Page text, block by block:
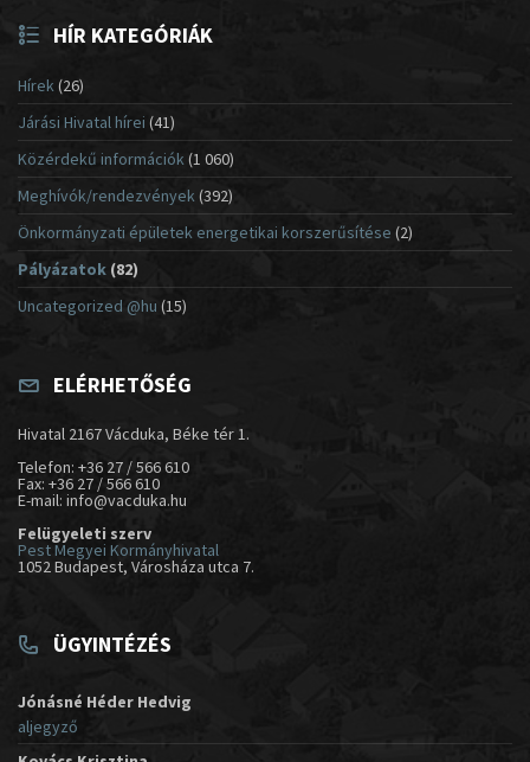
HÍR KATEGÓRIÁK
Hírek(26)
Járási Hivatal hírei (41)
Közérdekű információk(1 060)
Meghívók/rendezvények (392)
Önkormányzati épületek energetikai korszerűsítése (2)
Pályázatok (82)
Uncategorized @hu (15)
ELÉRHETŐSÉG
Hivatal 2167 Vácduka, Béke tér 1.
Telefon: +36 27 / 566 610
Fax: +36 27 / 566 610
E-mail: info@vacduka.hu
Felügyeleti szerv
Pest Megyei Kormányhivatal
1052 Budapest, Városháza utca 7.
ÜGYINTÉZÉS
Jónásné Héder Hedvig
aljegyző